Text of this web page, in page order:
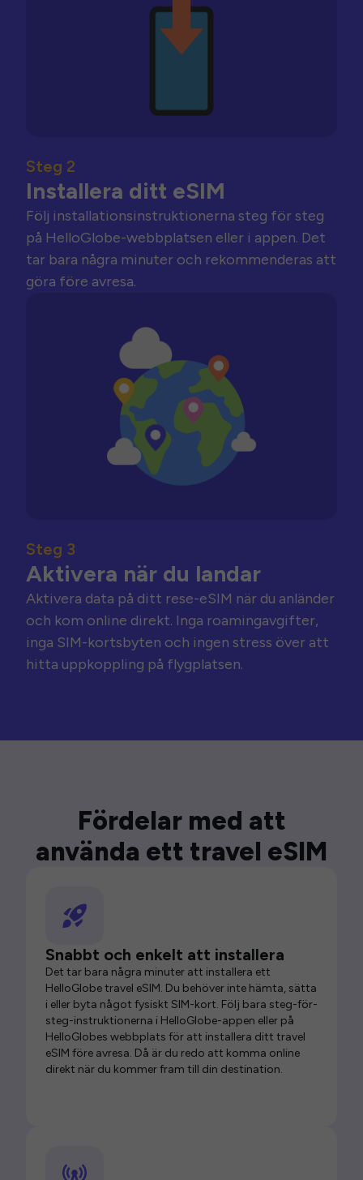
Steg 2
Installera ditt eSIM
Följ installationsinstruktionerna steg för steg
på HelloGlobe-webbplatsen eller i appen. Det
tar bara några minuter och rekommenderas att
göra före avresa.
Steg 3
Aktivera när du landar
Aktivera data på ditt rese-eSIM när du anländer
och kom online direkt. Inga roamingavgifter,
inga SIM-kortsbyten och ingen stress över att
hitta uppkoppling på flygplatsen.
Fördelar med att
använda ett travel eSIM
Snabbt och enkelt att installera
Det tar bara några minuter att installera ett
HelloGlobe travel eSIM. Du behöver inte hämta, sätta
i eller byta något fysiskt SIM-kort. Följ bara steg-för-
steg-instruktionerna i HelloGlobe-appen eller på
HelloGlobes webbplats för att installera ditt travel
eSIM före avresa. Då är du redo att komma online
direkt när du kommer fram till din destination.